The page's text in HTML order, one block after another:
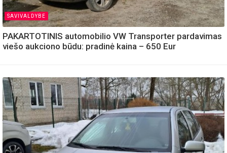
SAVIVALDYBE
PAKARTOTINIS automobilio VW Transporter pardavimas
viešo aukciono būdu: pradinė kaina – 650 Eur